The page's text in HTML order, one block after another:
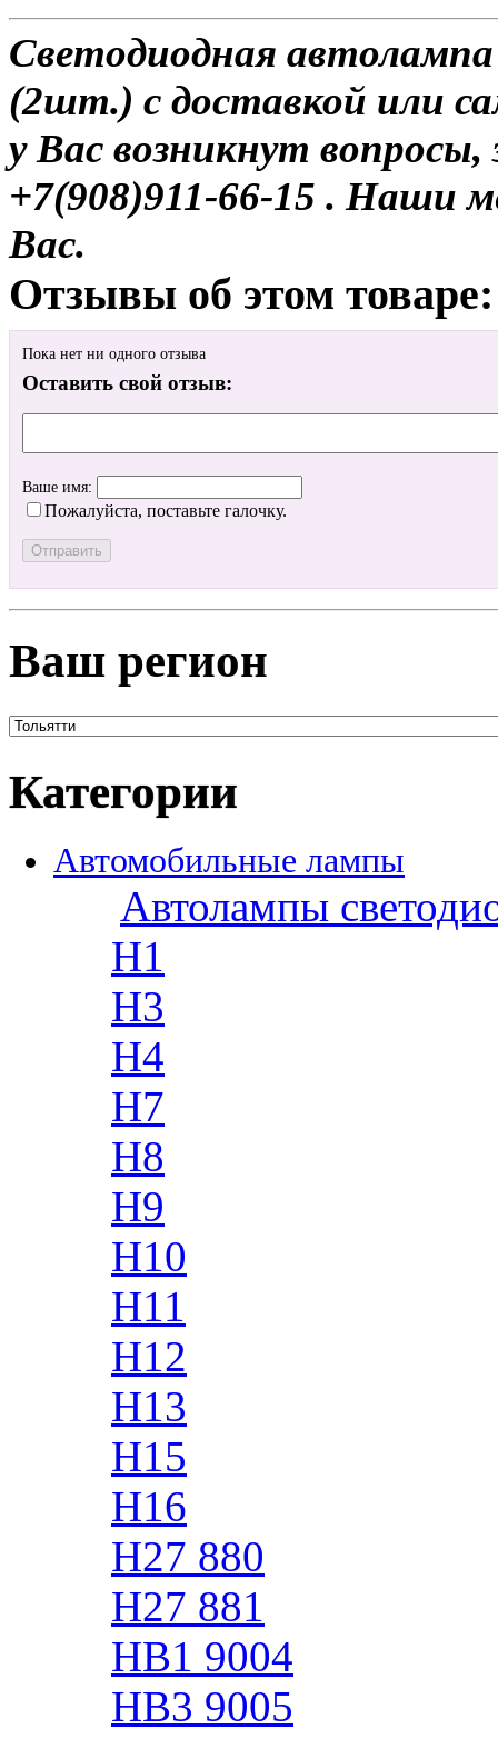
Светодиодная
(2шт.) с доставкой или
у Вас возникнут
+7(908)911-66-15 . Наши
Вас.
Отзывы об этом товаре:
Пока нет ни одного отзыва
Оставить свой отзыв:
Ваше имя:
Пожалуйста, поставьте галочку.
Ваш регион
Категории
Автомобильные лампы
Автолампы
H1
H3
H4
H7
H8
H9
H10
H11
H12
H13
H15
H16
H27 880
H27 881
HB1 9004
HB3 9005